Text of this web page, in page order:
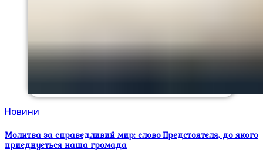
Новини
Молитва за справедливий мир: слово Предстоятеля, до якого
приєднується наша громада